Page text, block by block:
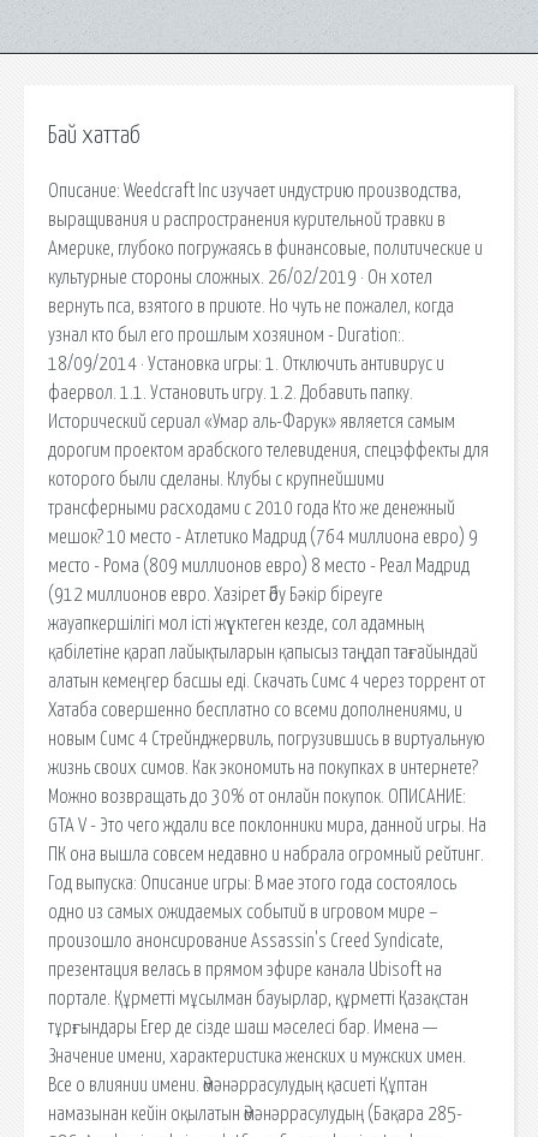
Бай хаттаб
Описание: Weedcraft Inc изучает индустрию производства,
выращивания и распространения курительной травки в
Америке, глубоко погружаясь в финансовые, политические и
культурные стороны сложных. 26/02/2019 · Он хотел
вернуть пса, взятого в приюте. Но чуть не пожалел, когда
узнал кто был его прошлым хозяином - Duration:.
18/09/2014 · Установка игры: 1. Отключить антивирус и
фаервол. 1.1. Установить игру. 1.2. Добавить папку.
Исторический сериал «Умар аль-Фарук» является самым
дорогим проектом арабского телевидения, спецэффекты для
которого были сделаны. Клубы с крупнейшими
трансферными расходами с 2010 года Кто же денежный
мешок? 10 место - Атлетико Мадрид (764 миллиона евро) 9
место - Рома (809 миллионов евро) 8 место - Реал Мадрид
(912 миллионов евро. Хазірет Әбу Бәкір біреуге
жауапкершілігі мол істі жүктеген кезде, сол адамның
қабілетіне қарап лайықтыларын қапысыз таңдап тағайындай
алатын кемеңгер басшы еді. Скачать Симс 4 через торрент от
Хатаба совершенно бесплатно со всеми дополнениями, и
новым Симс 4 Стрейнджервиль, погрузившись в виртуальную
жизнь своих симов. Как экономить на покупках в интернете?
Можно возвращать до 30% от онлайн покупок. ОПИСАНИЕ:
GTA V - Это чего ждали все поклонники мира, данной игры. На
ПК она вышла совсем недавно и набрала огромный рейтинг.
Год выпуска: Описание игры: В мае этого года состоялось
одно из самых ожидаемых событий в игровом мире –
произошло анонсирование Assassin's Creed Syndicate,
презентация велась в прямом эфире канала Ubisoft на
портале. Құрметті мұсылман бауырлар, құрметті Қазақстан
тұрғындары Егер де сізде шаш мәселесі бар. Имена —
Значение имени, характеристика женских и мужских имен.
Все о влиянии имени. Әмәнәррасулудың қасиеті Құптан
намазынан кейін оқылатын Әмәнәррасулудың (Бақара 285-